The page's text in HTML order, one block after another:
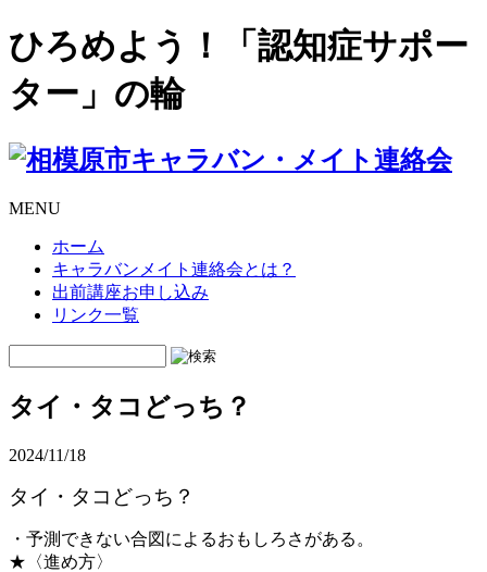
ひろめよう！「認知症サポー
ター」の輪
MENU
ホーム
キャラバンメイト連絡会とは？
出前講座お申し込み
リンク一覧
タイ・タコどっち？
2024/11/18
タイ・タコどっち？
・予測できない合図によるおもしろさがある。
★〈進め方〉